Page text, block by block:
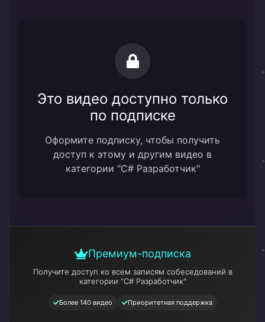
Это видео доступно только
по подписке
Оформите подписку, чтобы получить
доступ к этому и другим видео в
категории "C# Разработчик"
Премиум-подписка
Получите доступ ко всем записям собеседований в
категории "C# Разработчик"
Более 140 видео Приоритетная поддержка